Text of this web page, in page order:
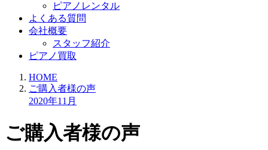
ピアノレンタル
よくある質問
会社概要
スタッフ紹介
ピアノ買取
HOME
ご購入者様の声
2020年11月
ご購入者様の声